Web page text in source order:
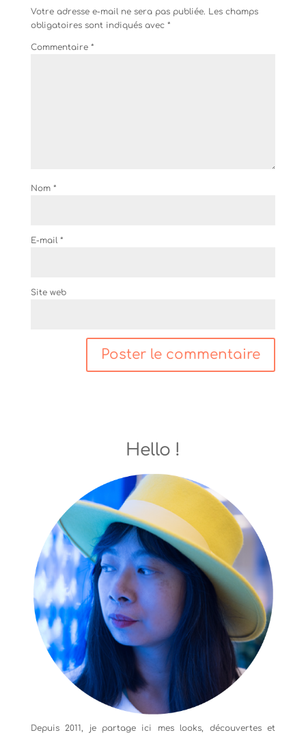
Votre adresse e-mail ne sera pas publiée. Les champs
obligatoires sont indiqués avec *
Commentaire *
Nom *
E-mail *
Site web
Hello !
Depuis 2011, je partage ici mes looks, découvertes et